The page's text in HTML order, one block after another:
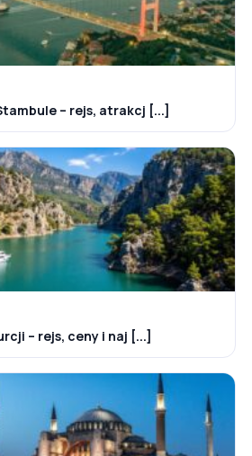
– rejs, atrakcj [...]
– rejs, ceny i naj [...]